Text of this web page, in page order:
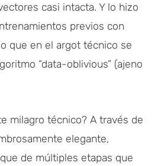
casi intacta. Y lo hizo
previos con
que en el argot técnico se
“data-oblivious” (ajeno
milagro técnico? A través de
elegante,
de múltiples etapas que